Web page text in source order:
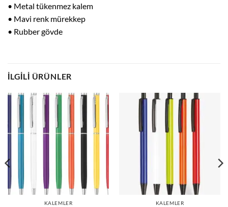
• Metal tükenmez kalem
• Mavi renk mürekkep
• Rubber gövde
İLGILI ÜRÜNLER
KALEMLER KALEMLER